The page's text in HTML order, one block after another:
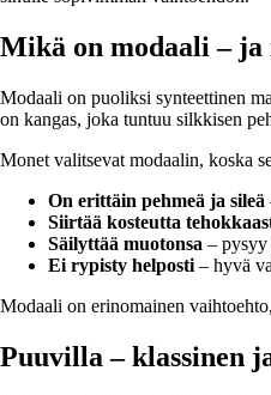
Mikä on modaali – ja
Modaali on puoliksi synteettinen
on kangas, joka tuntuu silkkisen
Monet valitsevat modaalin, koska
On erittäin pehmeä ja sileä
Siirtää kosteutta
Säilyttää muotonsa – pysyy
Ei rypisty helposti – hyvä
Modaali on erinomainen
Puuvilla – klassinen